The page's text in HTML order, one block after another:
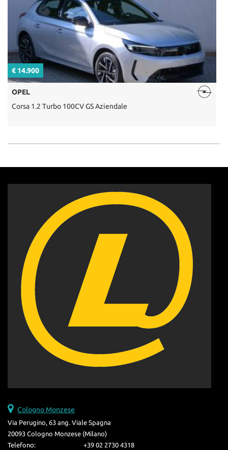
€ 14.900
OPEL
Corsa 1.2 Turbo 100CV GS Aziendale
Cologno Monzese
Via Perugino, 63 ang. Viale Spagna
20093 Cologno Monzese (Milano)
Telefono:
+39 02 2730 4318